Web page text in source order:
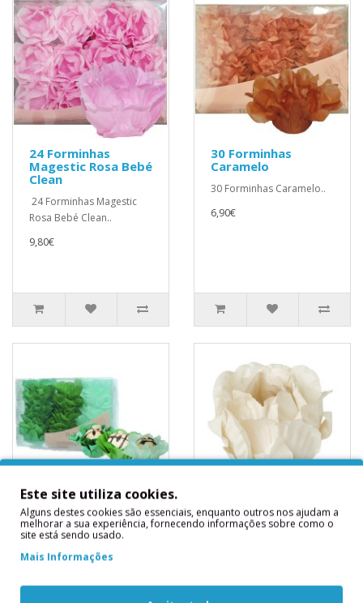
24 Forminhas
Magestic Rosa Bebé
Clean
24 Forminhas Magestic
Rosa Bebé Clean..
9,80€
30 Forminhas
Caramelo
30 Forminhas Caramelo..
6,90€
Conj. 30 Forminhas
Elegance Floresta
Encantada
Conj. 30 Forminhas
30 Forminhas
Peónia Off White
12,90€
Este site utiliza cookies.
Alguns destes cookies são essenciais, enquanto outros nos ajudam a
melhorar a sua experiência, fornecendo informações sobre como o
site está sendo usado.
Mais Informações